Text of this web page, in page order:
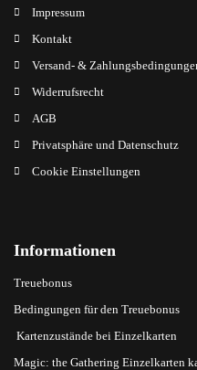
Impressum
Kontakt
Versand- &
Widerrufsrecht
AGB
Privatsphäre und Datenschutz
Cookie Einstellungen
Informationen
Treuebonus
Bedingungen für den Treuebonus
Kartenzustände bei Einzelkarten
Magic: the Gathering Einzelkarten